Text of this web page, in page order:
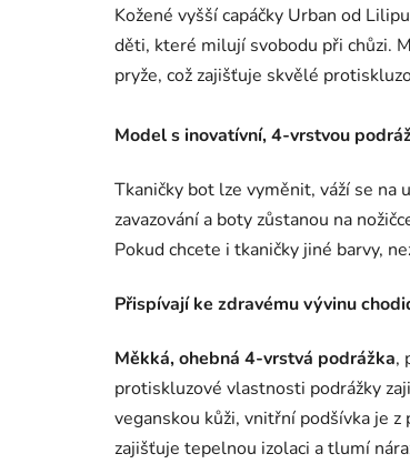
Kožené vyšší capáčky Urban od
děti, které milují svobodu při chůzi.
pryže, což zajišťuje skvělé
Model s inovatívní, 4-vrstvou
Tkaničky bot lze vyměnit, váží se na
zavazování a boty zůstanou na
Pokud chcete i tkaničky jiné barvy,
Přispívají ke zdravému vývinu
Měkká, ohebná 4-vrstvá podrážka,
protiskluzové vlastnosti podrážky
veganskou kůži, vnitřní podšívka je
zajišťuje tepelnou izolaci a tlumí